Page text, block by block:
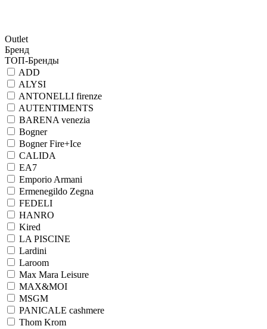
Outlet
Бренд
ТОП-Бренды
ADD
ALYSI
ANTONELLI firenze
AUTENTIMENTS
BARENA venezia
Bogner
Bogner Fire+Ice
CALIDA
EA7
Emporio Armani
Ermenegildo Zegna
FEDELI
HANRO
Kired
LA PISCINE
Lardini
Laroom
Max Mara Leisure
MAX&MOI
MSGM
PANICALE cashmere
Thom Krom